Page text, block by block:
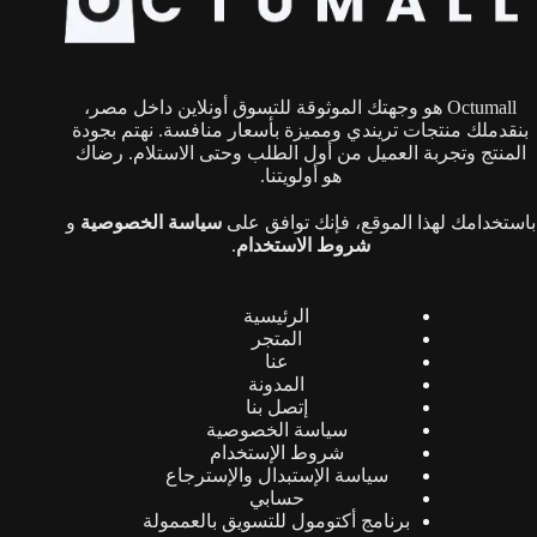
Octumall هو وجهتك الموثوقة للتسوق أونلاين داخل مصر،
بنقدملك منتجات تريندي ومميزة بأسعار منافسة. نهتم بجودة
المنتج وتجربة العميل من أول الطلب وحتى الاستلام. رضاك
هو أولويتنا.
باستخدامك لهذا الموقع، فإنك توافق علىسياسة الخصوصية و
شروط الاستخدام.
الرئيسية
المتجر
عنا
المدونة
إتصل بنا
سياسة الخصوصية
شروط الإستخدام
سياسة الإستبدال والإسترجاع
حسابي
برنامج أكتومول للتسويق بالعممولة